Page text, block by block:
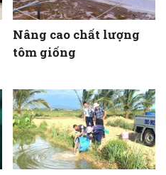
Nâng cao chất lượng
tôm giống